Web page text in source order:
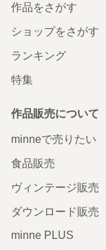
作品をさがす
ショップをさがす
ランキング
特集
作品販売について
minneで売りたい
食品販売
ヴィンテージ販売
ダウンロード販売
minne PLUS